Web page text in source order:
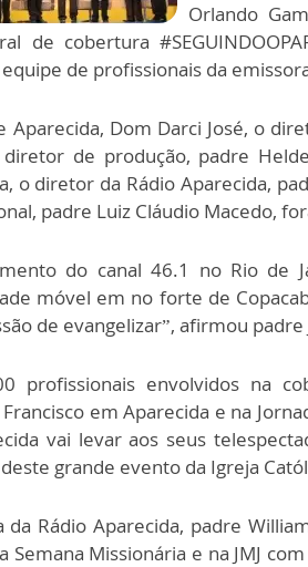
Orlando
de cobertura
de profissionais da
Aparecida, Dom Darci José, o
diretor de produção, padre
o diretor da Rádio Aparecida,
padre Luiz Cláudio Macedo,
do canal 46.1 no Rio de
móvel em no forte de
de evangelizar”, afirmou padre
profissionais envolvidos na
em Aparecida e na
vai levar aos seus
grande evento da Igreja
da Rádio Aparecida, padre
Semana Missionária e na JMJ